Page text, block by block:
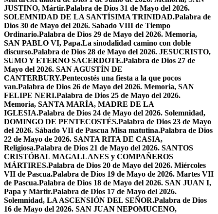
JUSTINO, Mártir.Palabra de Dios 31 de Mayo del 2026.
SOLEMNIDAD DE LA SANTÍSIMA TRINIDAD.Palabra de
Dios 30 de Mayo del 2026. Sabado VIII de Tiempo
Ordinario.Palabra de Dios 29 de Mayo del 2026. Memoria,
SAN PABLO VI, Papa.La sinodalidad camino con doble
discurso.Palabra de Dios 28 de Mayo del 2026. JESUCRISTO,
SUMO Y ETERNO SACERDOTE.Palabra de Dios 27 de
Mayo del 2026. SAN AGUSTÍN DE
CANTERBURY.Pentecostés una fiesta a la que pocos
van.Palabra de Dios 26 de Mayo del 2026. Memoria, SAN
FELIPE NERI.Palabra de Dios 25 de Mayo del 2026.
Memoria, SANTA MARÍA, MADRE DE LA
IGLESIA.Palabra de Dios 24 de Mayo del 2026. Solemnidad,
DOMINGO DE PENTECOSTÉS.Palabra de Dios 23 de Mayo
del 2026. Sábado VII de Pascua Misa matutina.Palabra de Dios
22 de Mayo de 2026. SANTA RITA DE CASIA,
Religiosa.Palabra de Dios 21 de Mayo del 2026. SANTOS
CRISTÓBAL MAGALLANES y COMPAÑEROS
MÁRTIRES.Palabra de Dios 20 de Mayo del 2026. Miércoles
VII de Pascua.Palabra de Dios 19 de Mayo de 2026. Martes VII
de Pascua.Palabra de Dios 18 de Mayo del 2026. SAN JUAN I,
Papa y Mártir.Palabra de Dios 17 de Mayo del 2026.
Solemnidad, LA ASCENSIÓN DEL SEÑOR.Palabra de Dios
16 de Mayo del 2026. SAN JUAN NEPOMUCENO,